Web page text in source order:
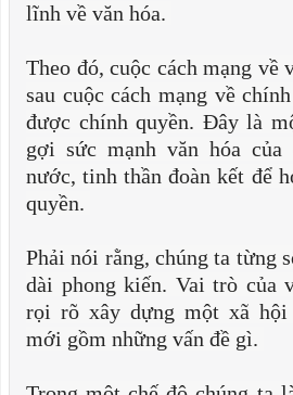
lĩnh về văn hóa.
Theo đó, cuộc cách mạng về
sau cuộc cách mạng về
được chính quyền. Đây là
gợi sức mạnh văn hóa của
nước, tinh thần đoàn kết để
quyền.
Phải nói rằng, chúng ta từng
dài phong kiến. Vai trò của
rọi rõ xây dựng một xã hội
mới gồm những vấn đề gì.